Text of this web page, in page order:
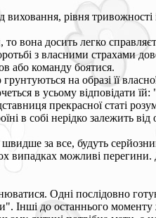
виховання, рівня
вона досить легко
з власними страхами
або команду боятися.
на образі її
в усьому
прекрасної статі
в собі нерідко залежить
за все, будуть
випадках можливі
Одні послідовно
Інші до останнього